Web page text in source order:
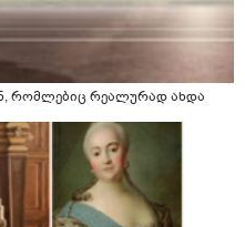
რომლებიც რეალურად ახდა